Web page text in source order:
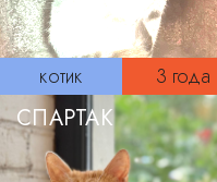
котик 3 года
СПАРТАК